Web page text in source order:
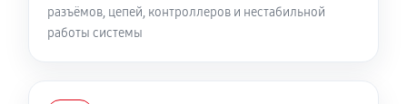
разъёмов, цепей, контроллеров и нестабильной
работы системы